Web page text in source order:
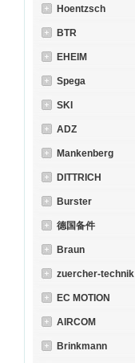
Hoentzsch
BTR
EHEIM
Spega
SKI
ADZ
Mankenberg
DITTRICH
Burster
德国备件
Braun
zuercher-technik
EC MOTION
AIRCOM
Brinkmann